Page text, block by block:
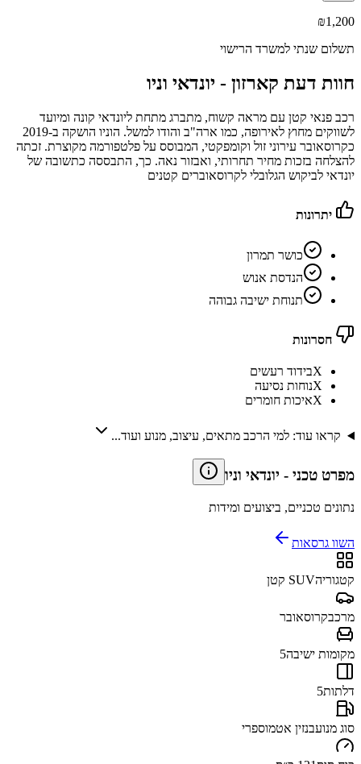
₪1,200
תשלום שנתי למשרד הרישוי
חוות דעת קארזון - יונדאי וניו
רכב פנאי קטן עם מראה קשוח, מתברג מתחת ליונדאי קונה ומיועד
לשווקים מחוץ לאירופה, כמו ארה"ב והודו למשל. הוניו הושקה ב-2019
כקרוסאובר עירוני זול וקומפקטי, המבוסס על פלטפורמה מקוצרת. זכתה
להצלחה בזכות מחיר תחרותי, ואבזור נאה. כך, התבססה כתשובה של
יונדאי לביקוש הגלובלי לקרוסאוברים קטנים
יתרונות
כושר תמרון
הנדסת אנוש
תנוחת ישיבה גבוהה
חסרונות
Xבידוד רעשים
Xנוחות נסיעה
Xאיכות חומרים
קראו עוד: למי הרכב מתאים, עיצוב, מנוע ועוד...
מפרט טכני - יונדאי וניו
נתונים טכניים, ביצועים ומידות
השוו גרסאות
קטגוריהSUV קטן
מרכבקרוסאובר
מקומות ישיבה5
דלתות5
סוג מנועבנזין אטמוספרי